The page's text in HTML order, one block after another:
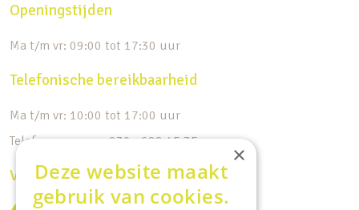
Openingstijden
Ma t/m vr: 09:00 tot 17:30 uur
Telefonische bereikbaarheid
Ma t/m vr: 10:00 tot 17:00 uur
Telefoonnummer: 030 - 688 45 35
Volg ons op de socials
×
Deze website maakt
gebruik van cookies.